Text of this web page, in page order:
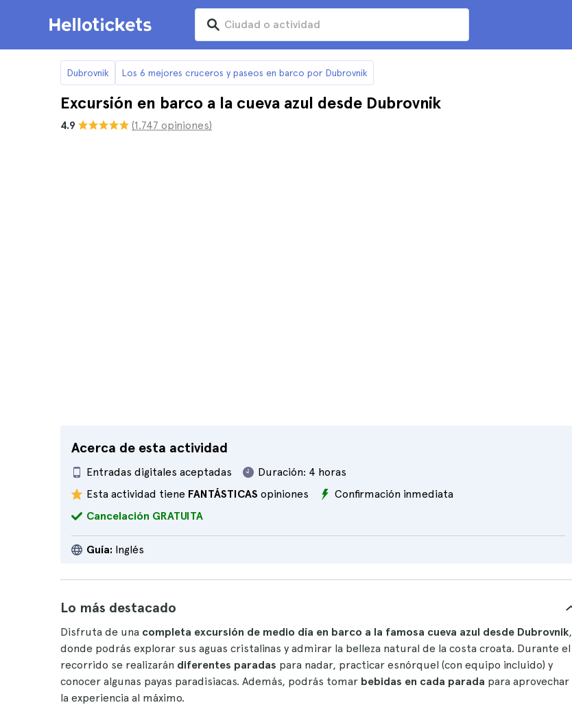
Dubrovnik Los 6 mejores cruceros y paseos en barco por Dubrovnik
Excursión en barco a la cueva azul desde Dubrovnik
4.9 (1.747 opiniones)
Acerca de esta actividad
Entradas digitales aceptadas Duración: 4 horas
Esta actividad tiene FANTÁSTICAS opiniones
Confirmación inmediata
Cancelación GRATUITA
Guía: Inglés
Lo más destacado
Disfruta de una completa excursión de medio día en barco a la famosa cueva azul desde Dubrovnik,
donde podrás explorar sus aguas cristalinas y admirar la belleza natural de la costa croata. Durante el
recorrido se realizarán diferentes paradas para nadar, practicar esnórquel (con equipo incluido) y
conocer algunas payas paradisiacas. Además, podrás tomar bebidas en cada parada para aprovechar
la experiencia al máximo.